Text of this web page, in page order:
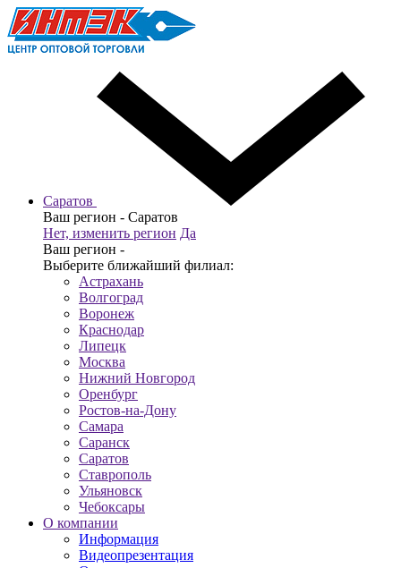
Саратов
Ваш регион - Саратов
Нет, изменить регион Да
Ваш регион -
Выберите ближайший филиал:
Астрахань
Волгоград
Воронеж
Краснодар
Липецк
Москва
Нижний Новгород
Оренбург
Ростов-на-Дону
Самара
Саранск
Саратов
Ставрополь
Ульяновск
Чебоксары
О компании
Информация
Видеопрезентация